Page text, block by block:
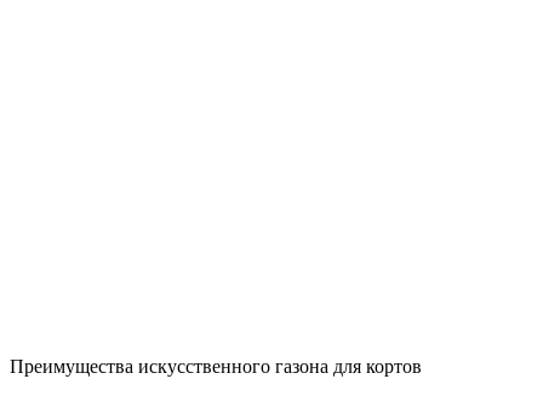
Преимущества искусственного газона для кортов